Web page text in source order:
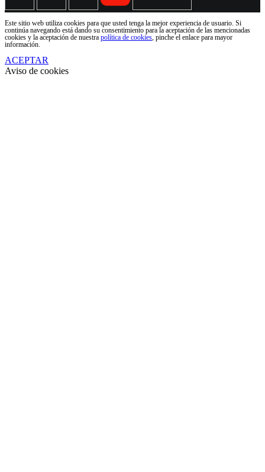
Este sitio web utiliza cookies para que usted tenga la mejor experiencia de usuario. Si
continúa navegando está dando su consentimiento para la aceptación de las mencionadas
cookies y la aceptación de nuestra política de cookies, pinche el enlace para mayor
información.
ACEPTAR
Aviso de cookies